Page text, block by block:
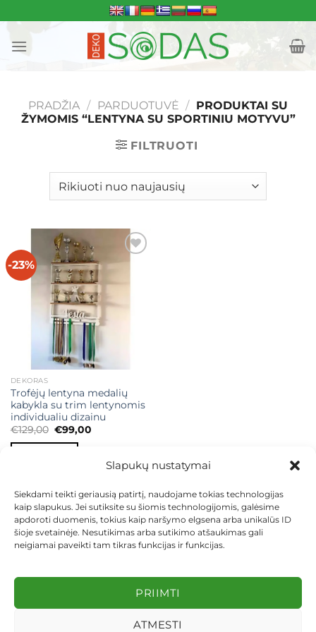
Slapukų nustatymai
Siekdami teikti geriausią patirtį, naudojame tokias technologijas
kaip slapukus. Jei sutiksite su šiomis technologijomis, galėsime
apdoroti duomenis, tokius kaip naršymo elgsena arba unikalūs ID
šioje svetainėje. Nesutikimas arba sutikimo atšaukimas gali
neigiamai paveikti tam tikras funkcijas ir funkcijas.
PRIIMTI
ATMESTI
to
content
PRADŽIA / PARDUOTUVĖ / PRODUKTAI SU
ŽYMOMIS “LENTYNA SU SPORTINIU MOTYVU”
FILTRUOTI
-23% Mėgstamiausias
DEKORAS
Trofėjų lentyna medalių
kabykla su trim lentynomis
individualiu dizainu
€129,00 Original
price
was:
€99,00Current
KEITIMAS IR GRĄŽINIMAS
PRIVATUMO POLITIKA
Visos teisės saugomos 2026 ©dekosodas.lt